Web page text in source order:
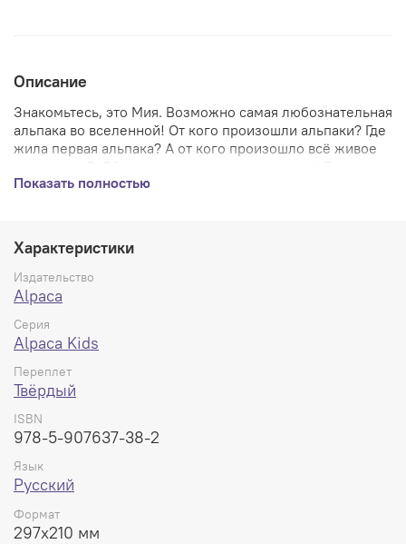
Описание
Знакомьтесь, это Мия. Возможно самая любознательная
альпака во вселенной! От кого произошли альпаки? Где
жила первая альпака? А от кого произошло всё живое
тоже - эта книга для вас. Отправляйтесь в удивительное
Показать полностью
Характеристики
Издательство
Alpaca
Серия
Alpaca Kids
Переплет
Твёрдый
ISBN
978-5-907637-38-2
Язык
Русский
Формат
297x210 мм